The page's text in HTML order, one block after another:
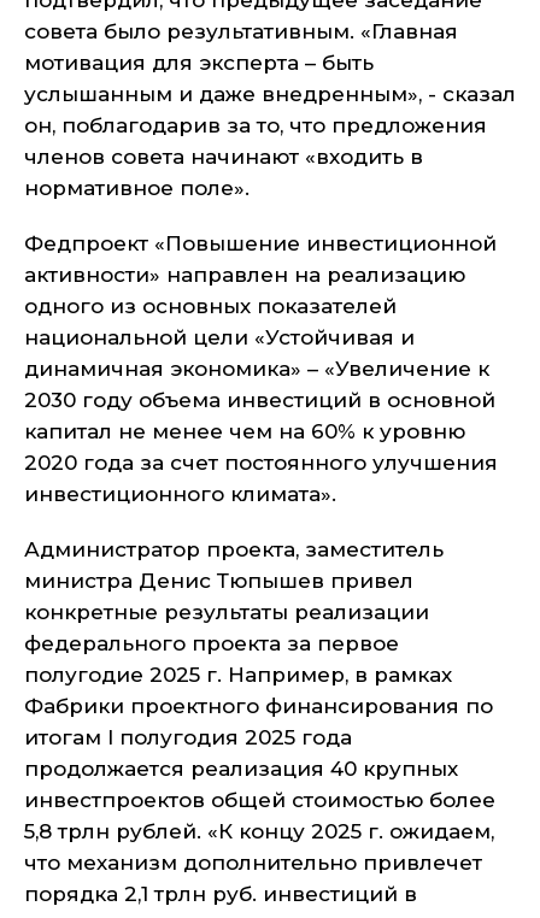
совета было результативным. «Главная
мотивация для эксперта – быть
услышанным и даже внедренным», - сказал
он, поблагодарив за то, что предложения
членов совета начинают «входить в
нормативное поле».
Федпроект «Повышение инвестиционной
активности» направлен на реализацию
одного из основных показателей
национальной цели «Устойчивая и
динамичная экономика» – «Увеличение к
2030 году объема инвестиций в основной
капитал не менее чем на 60% к уровню
2020 года за счет постоянного улучшения
инвестиционного климата».
Администратор проекта, заместитель
министра Денис Тюпышев привел
конкретные результаты реализации
федерального проекта за первое
полугодие 2025 г. Например, в рамках
Фабрики проектного финансирования по
итогам I полугодия 2025 года
продолжается реализация 40 крупных
инвестпроектов общей стоимостью более
5,8 трлн рублей. «К концу 2025 г. ожидаем,
что механизм дополнительно привлечет
порядка 2,1 трлн руб. инвестиций в